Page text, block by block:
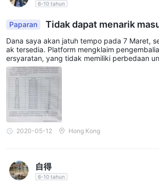
tujuan informasi umum.
6-10 tahun
Paparan Tidak dapat menarik
Dana saya akan jatuh tempo pada 7 Maret,
ak tersedia. Platform mengklaim
ersyaratan, yang tidak memiliki perbedaan
2020-05-12 Hong Kong
自得
6-10 tahun